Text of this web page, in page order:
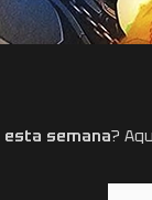
esta semana?